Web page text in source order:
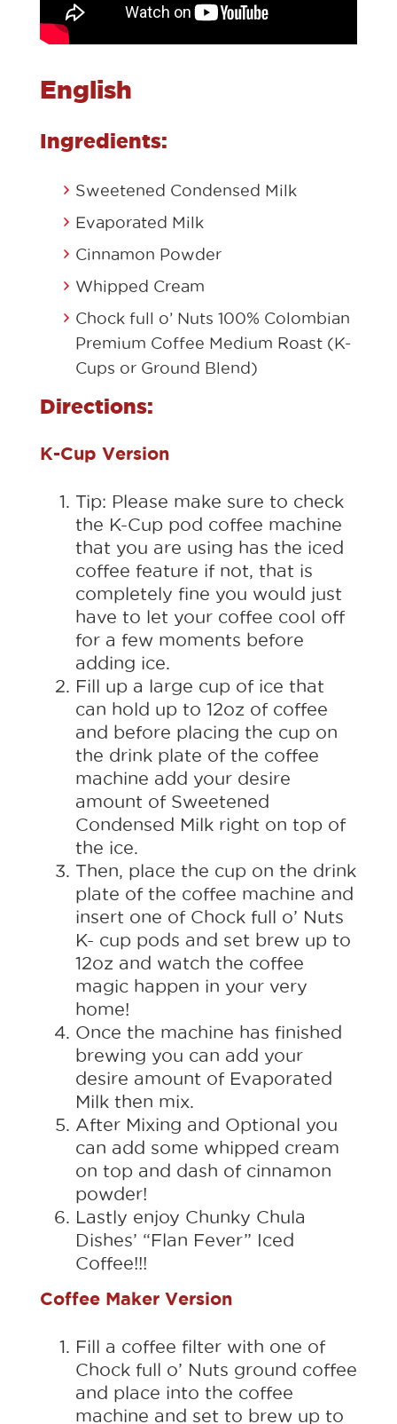
English
Ingredients:
Sweetened Condensed Milk
Evaporated Milk
Cinnamon Powder
Whipped Cream
Chock full o’ Nuts 100% Colombian
Premium Coffee Medium Roast (K-
Cups or Ground Blend)
Directions:
K-Cup Version
Tip: Please make sure to check
the K-Cup pod coffee machine
that you are using has the iced
coffee feature if not, that is
completely fine you would just
have to let your coffee cool off
for a few moments before
adding ice.
Fill up a large cup of ice that
can hold up to 12oz of coffee
and before placing the cup on
the drink plate of the coffee
machine add your desire
amount of Sweetened
Condensed Milk right on top of
the ice.
Then, place the cup on the drink
plate of the coffee machine and
insert one of Chock full o’ Nuts
K- cup pods and set brew up to
12oz and watch the coffee
magic happen in your very
home!
Once the machine has finished
brewing you can add your
desire amount of Evaporated
Milk then mix.
After Mixing and Optional you
can add some whipped cream
on top and dash of cinnamon
powder!
Lastly enjoy Chunky Chula
Dishes’ “Flan Fever” Iced
Coffee!!!
Coffee Maker Version
Fill a coffee filter with one of
Chock full o’ Nuts ground coffee
and place into the coffee
machine and set to brew up to